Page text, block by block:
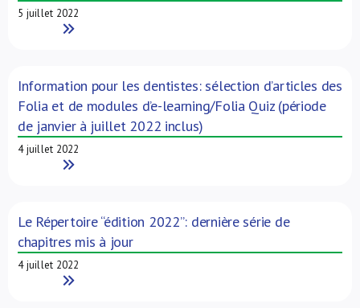
5 juillet 2022
Read More
Information pour les dentistes: sélection d’articles des
Folia et de modules d’e-learning/Folia Quiz (période
de janvier à juillet 2022 inclus)
4 juillet 2022
Read More
Le Répertoire “édition 2022”: dernière série de
chapitres mis à jour
4 juillet 2022
Read More